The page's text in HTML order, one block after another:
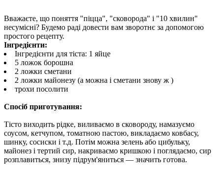
Вважаєте, що поняття "піцца", "сковорода" і "10 хвилин"
несумісні? Будемо раді довести вам зворотнє за допомогою
простого рецепту.
Інгредієнти:
Інгредієнти для тіста: 1 яйце
5 ложок борошна
2 ложки сметани
2 ложки майонезу (а можна і сметани знову ж )
трохи посолити
Спосіб приготування:
Тісто виходить рідке, виливаємо в сковороду, намазуємо
соусом, кетчупом, томатною пастою, викладаємо ковбасу,
шинку, сосиски і т.д. Потім можна зелень або цибульку,
майонез і тертий сир, накриваємо кришкою і поглядаємо, сир
розплавиться, знизу підрум'яниться — значить готова.